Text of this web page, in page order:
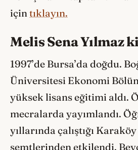
içintıklayın.
Melis Sena Yılmaz
1997’de Bursa’da doğdu.
Üniversitesi Ekonomi
yüksek lisans eğitimi aldı.
mecralarda yayımlandı.
yıllarında çalıştığı
semtlerinden etkilendi.